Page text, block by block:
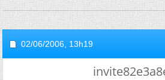
02/06/2006, 13h19